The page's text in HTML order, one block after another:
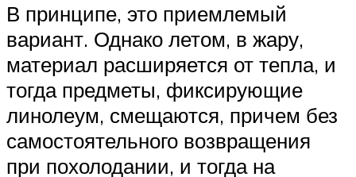
В принципе, это приемлемый
вариант. Однако летом, в жару,
материал расширяется от тепла, и
тогда предметы, фиксирующие
линолеум, смещаются, причем без
самостоятельного возвращения
при похолодании, и тогда на